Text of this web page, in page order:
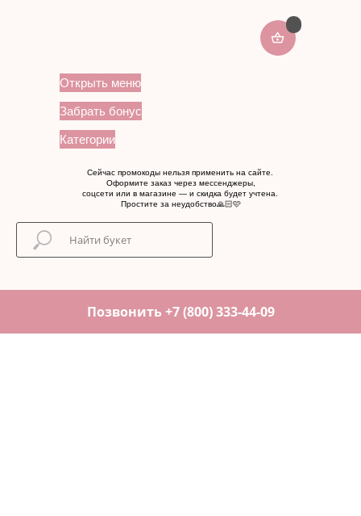
Открыть меню
Забрать бонус
Категории
Сейчас промокоды нельзя применить на сайте.
Оформите заказ через мессенджеры,
соцсети или в магазине — и скидка будет учтена.
Простите за неудобство🙏🏻🩷
Позвонить +7 (800) 333-44-09